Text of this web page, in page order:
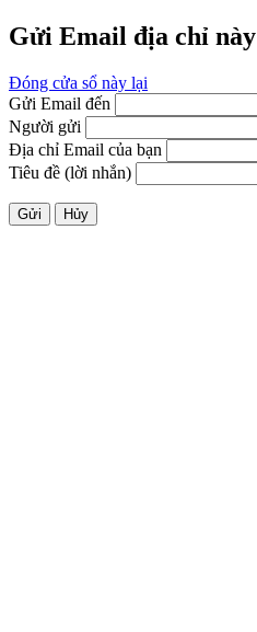
Gửi Email địa chỉ này
Đóng cửa sổ này lại
Gửi Email đến
Người gửi
Địa chỉ Email của bạn
Tiêu đề (lời nhắn)
Gửi Hủy